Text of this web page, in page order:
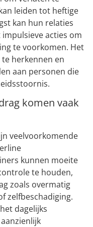
leiden tot heftige
kan hun relaties
acties om
te voorkomen. Het
herkennen en
aan personen die
komen vaak
veelvoorkomende
kunnen moeite
te houden,
zoals overmatig
zelfbeschadiging.
dagelijks